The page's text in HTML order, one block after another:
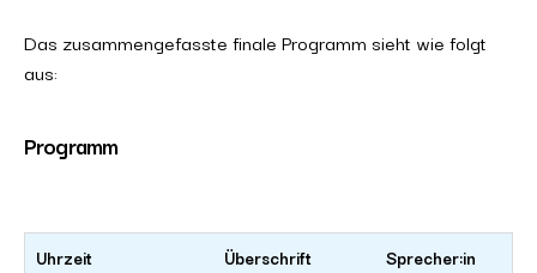
Das zusammengefasste finale Programm sieht wie folgt
aus:
Programm
Uhrzeit Überschrift Sprecher:in